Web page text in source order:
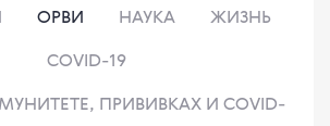
ОРВИ НАУКА
ЖИЗНЬ
COVID-19
ПРИВИВКАХ И COVID-